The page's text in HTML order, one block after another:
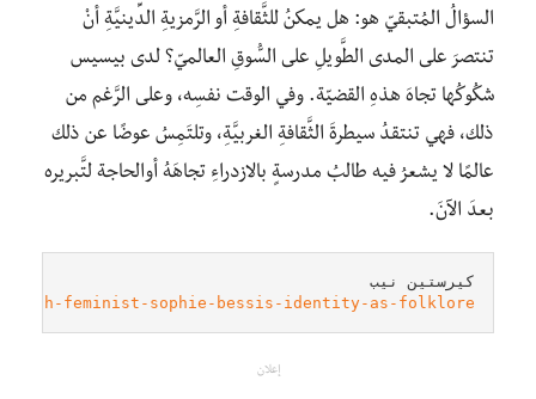
السؤالُ المُتبقيّ هو: هل يمكنُ للثَّقافةِ أو الرَّمزيةِ الدِّينيَّةِ أنْ
تنتصرَ على المدى الطَّويلِ على السُّوقِ العالميّ؟ لدى بيسيس
شكُوكُها تجاهَ هذهِ القضيّة. وفي الوقت نفسِه، وعلى الرَّغم من
ذلك، فهي تنتقدُ سيطرةَ الثَّقافةِ الغربيَّةِ، وتلتَمِسُ عوضًا عن ذلك
عالمًا لا يشعرُ فيه طالبُ مدرسةٍ بالازدراءِ تجاهَهُ أوالحاجة لتَّبريره
بعدَ الآنَ.
كيرستين نيب
feminist-sophie-bessis-identity-as-folklore
إعلان